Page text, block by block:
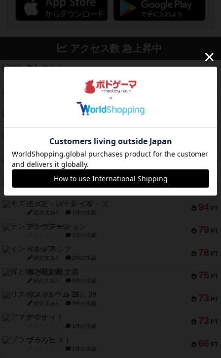
アクセス数 急上昇中
340 PT
コレクト！
PT
無限まちがいさがし
PT
ガルフストライク
PT
紹介文なし 1件の投稿
PT
1809
紹介文あり 1件の投稿
108 PT
ファースト・イン・フライト
紹介文あり 3件の投稿
94 PT
モズビ－ズ・レイダ－ズ
紹介文あり 1件の投稿
79 PT
テンプテーション
2件の投稿
78 PT
インドネシア
紹介文あり 2件の投稿
75 PT
宵と暁の呪文書
紹介文あり 8件の投稿
73 PT
リスボン・トラム 28
紹介文あり 9件の投稿
73 PT
アマナイト
1件の投稿
66 PT
ブラヴェスト
1件の投稿